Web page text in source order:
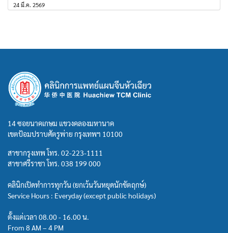
24 มี.ค. 2569
14 ซอยนาคเกษม แขวงคลองมหานาค
เขตป้อมปราบศัตรูพ่าย กรุงเทพฯ 10100
สาขากรุงเทพ โทร. 02-223-1111
สาขาศรีราชา โทร. 038 199 000
คลินิกเปิดทำการทุกวัน (ยกเว้นวันหยุดนักขัตฤกษ์)
Service Hours : Everyday (except public holidays)
ตั้งแต่เวลา 08.00 - 16.00 น.
From 8 AM – 4 PM